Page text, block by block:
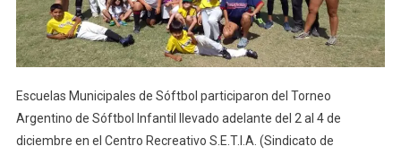
Escuelas Municipales de Sóftbol participaron del Torneo
Argentino de Sóftbol Infantil llevado adelante del 2 al 4 de
diciembre en el Centro Recreativo S.E.T.I.A. (Sindicato de